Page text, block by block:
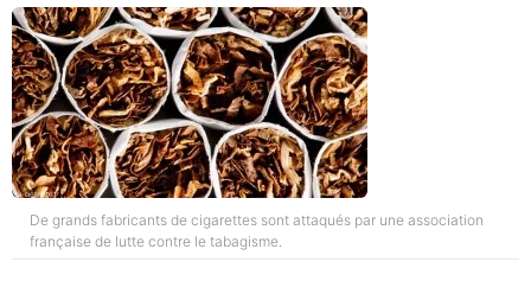
De grands fabricants de cigarettes sont attaqués par une association
française de lutte contre le tabagisme.